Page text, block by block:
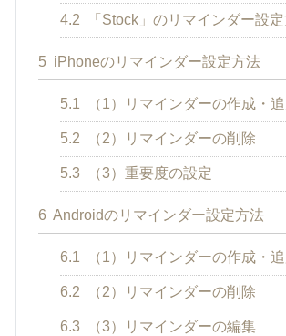
4.2 「Stock」のリマインダー設
5 iPhoneのリマインダー設定方法
5.1 （1）リマインダーの作成・
5.2 （2）リマインダーの削除
5.3 （3）重要度の設定
6 Androidのリマインダー設定方法
6.1 （1）リマインダーの作成・
6.2 （2）リマインダーの削除
6.3 （3）リマインダーの編集